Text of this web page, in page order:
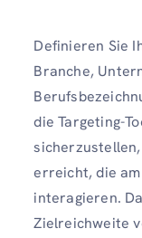
Definieren Sie
Branche,
die Targeting-
erreicht, die
interagieren.
Zielreichweite